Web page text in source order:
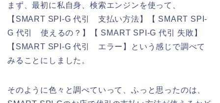
まず、最初に私自身、検索エンジンを使って、
【SMART SPI-G 代引 支払い方法】【 SMART SPI-
G 代引 使えるの？】【 SMART SPI-G 代引 失敗】
【SMART SPI-G 代引 エラー】という感じで調べて
みることにしました。
そのように色々と調べていって、ふっと思ったのは、